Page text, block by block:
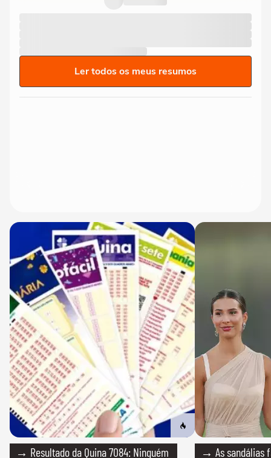
Ler todos os meus resumos
→ Resultado da Quina 7084: Ninguém → As sandálias